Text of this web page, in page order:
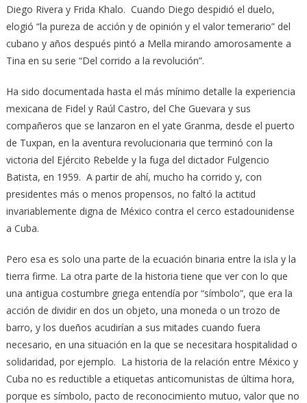
Diego Rivera y Frida Khalo. Cuando Diego despidió el duelo,
elogió “la pureza de acción y de opinión y el valor temerario” del
cubano y años después pintó a Mella mirando amorosamente a
Tina en su serie “Del corrido a la revolución”.
Ha sido documentada hasta el más mínimo detalle la experiencia
mexicana de Fidel y Raúl Castro, del Che Guevara y sus
compañeros que se lanzaron en el yate Granma, desde el puerto
de Tuxpan, en la aventura revolucionaria que terminó con la
victoria del Ejército Rebelde y la fuga del dictador Fulgencio
Batista, en 1959. A partir de ahí, mucho ha corrido y, con
presidentes más o menos propensos, no faltó la actitud
invariablemente digna de México contra el cerco estadounidense
a Cuba.
Pero esa es solo una parte de la ecuación binaria entre la isla y la
tierra firme. La otra parte de la historia tiene que ver con lo que
una antigua costumbre griega entendía por “símbolo”, que era la
acción de dividir en dos un objeto, una moneda o un trozo de
barro, y los dueños acudirían a sus mitades cuando fuera
necesario, en una situación en la que se necesitara hospitalidad o
solidaridad, por ejemplo. La historia de la relación entre México y
Cuba no es reductible a etiquetas anticomunistas de última hora,
porque es símbolo, pacto de reconocimiento mutuo, valor que no